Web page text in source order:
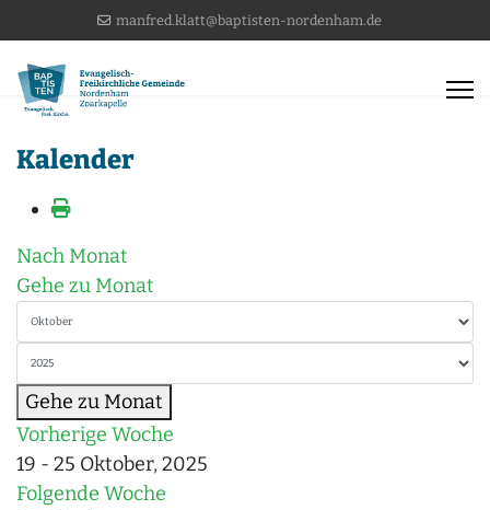
manfred.klatt@baptisten-nordenham.de
Kalender
Nach Monat
Gehe zu Monat
Gehe zu Monat
Vorherige Woche
19 - 25 Oktober, 2025
Folgende Woche